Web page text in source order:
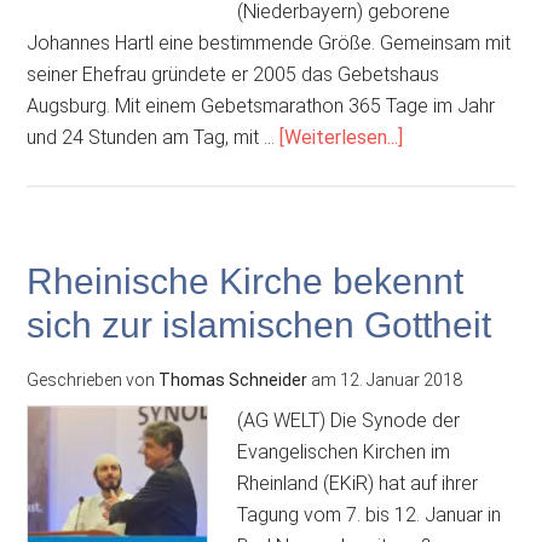
(Niederbayern) geborene
Johannes Hartl eine bestimmende Größe. Gemeinsam mit
seiner Ehefrau gründete er 2005 das Gebetshaus
Augsburg. Mit einem Gebetsmarathon 365 Tage im Jahr
und 24 Stunden am Tag, mit … [Weiterlesen...]
zum
charismatischen
und
damit
verbundener
Lehren
Rheinische Kirche bekennt
sich zur islamischen Gottheit
Geschrieben von Thomas Schneider am 12. Januar 2018
(AG WELT) Die Synode der
Evangelischen Kirchen im
Rheinland (EKiR) hat auf ihrer
Tagung vom 7. bis 12. Januar in